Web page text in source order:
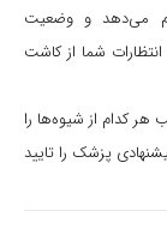
می‌دهد و وضعیت
شما از کاشت
کدام از شیوه‌ها را
پزشک را تایید